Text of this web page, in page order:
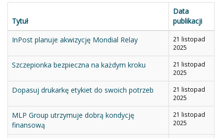
Tytuł
Data
publikacji
InPost planuje akwizycję Mondial Relay
21 listopad
2025
Szczepionka bezpieczna na każdym kroku
21 listopad
2025
Dopasuj drukarkę etykiet do swoich potrzeb
21 listopad
2025
MLP Group utrzymuje dobrą kondycję
finansową
21 listopad
2025